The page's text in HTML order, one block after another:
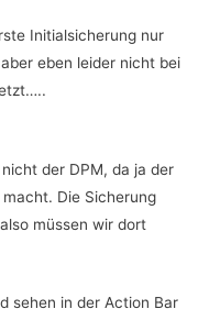
Initialsicherung nur
eben leider nicht bei
der DPM, da ja der
Die Sicherung
müssen wir dort
sehen in der Action Bar